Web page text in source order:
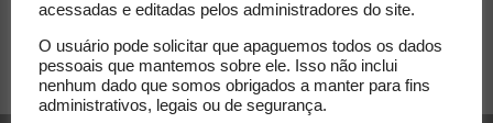
acessadas e editadas pelos administradores do site.
O usuário pode solicitar que apaguemos todos os dados
pessoais que mantemos sobre ele. Isso não inclui
nenhum dado que somos obrigados a manter para fins
administrativos, legais ou de segurança.